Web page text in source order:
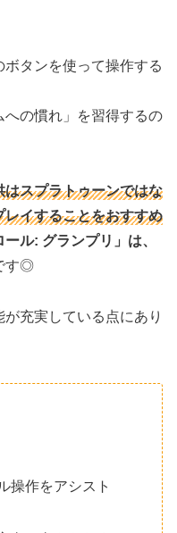
タンを使って操作する
の慣れ」を習得するの
スプラトゥーンではな
イすることをおすすめ
ール: グランプリ」は、
す◎
充実している点にあり
操作をアシスト